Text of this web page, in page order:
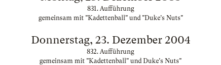
831. Aufführung
gemeinsam mit "Kadettenball" und "Duke's Nuts"
Donnerstag, 23. Dezember 2004
832. Aufführung
gemeinsam mit "Kadettenball" und Duke's Nuts"